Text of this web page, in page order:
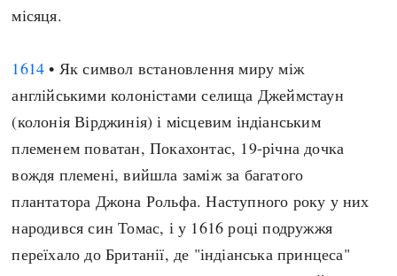
місяця.
1614 • Як символ встановлення миру між
англійськими колоністами селища Джеймстаун
(колонія Вірджинія) і місцевим індіанським
племенем поватан, Покахонтас, 19-річна дочка
вождя племені, вийшла заміж за багатого
плантатора Джона Рольфа. Наступного року у них
народився син Томас, і у 1616 році подружжя
переїхало до Британії, де "індіанська принцеса"